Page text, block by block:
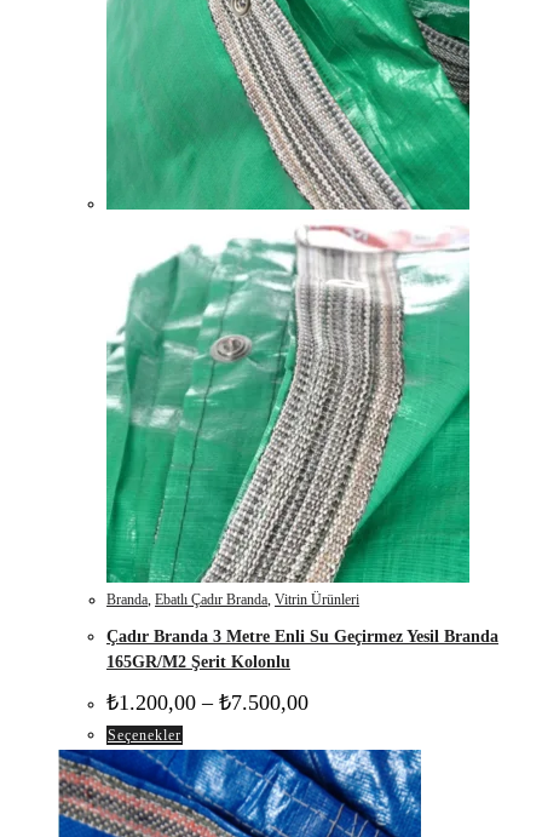
Branda, Ebatlı Çadır Branda, Vitrin Ürünleri
Çadır Branda 3 Metre Enli Su Geçirmez Yesil Branda
165GR/M2 Şerit Kolonlu
₺1.200,00 – ₺7.500,00Fiyat
-
₺7.500,00
Seçenekler
ürünün
birden
fazla